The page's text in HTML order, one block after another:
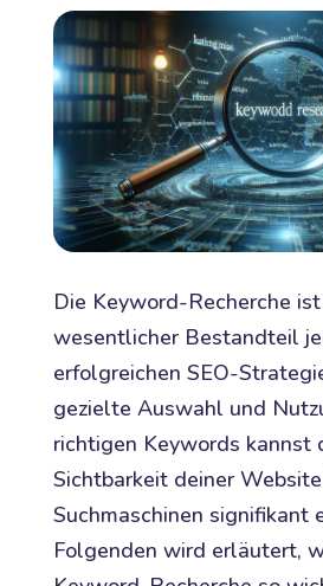
Die Keyword-Recherche
wesentlicher Bestandteil
erfolgreichen SEO-
gezielte Auswahl und
richtigen Keywords kannst
Sichtbarkeit deiner
Suchmaschinen signifikant
Folgenden wird erläutert,